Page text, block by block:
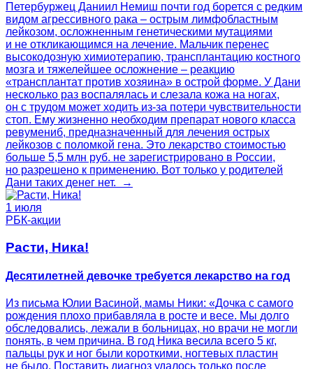
Петербуржец Даниил Немиш почти год борется с редким
видом агрессивного рака – острым лимфобластным
лейкозом, осложненным генетическими мутациями
и не откликающимся на лечение. Мальчик перенес
высокодозную химиотерапию, трансплантацию костного
мозга и тяжелейшее осложнение – реакцию
«трансплантат против хозяина» в острой форме. У Дани
несколько раз воспалялась и слезала кожа на ногах,
он с трудом может ходить из-за потери чувствительности
стоп. Ему жизненно необходим препарат нового класса
ревумениб, предназначенный для лечения острых
лейкозов с поломкой гена. Это лекарство стоимостью
больше 5,5 млн руб. не зарегистрировано в России,
но разрешено к применению. Вот только у родителей
Дани таких денег нет. →
1 июля
РБК-акции
Расти, Ника!
Десятилетней девочке требуется лекарство на год
Из письма Юлии Васиной, мамы Ники: «Дочка с самого
рождения плохо прибавляла в росте и весе. Мы долго
обследовались, лежали в больницах, но врачи не могли
понять, в чем причина. В год Ника весила всего 5 кг,
пальцы рук и ног были короткими, ногтевых пластин
не было. Поставить диагноз удалось только после